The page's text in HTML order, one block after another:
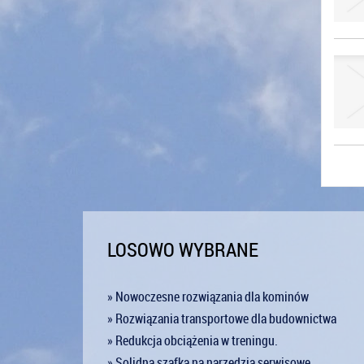
LOSOWO WYBRANE
» Nowoczesne rozwiązania dla kominów
» Rozwiązania transportowe dla budownictwa
» Redukcja obciążenia w treningu.